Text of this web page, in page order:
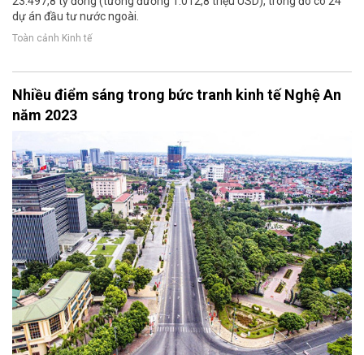
dự án đầu tư nước ngoài.
Toàn cảnh Kinh tế
Nhiều điểm sáng trong bức tranh kinh tế Nghệ An
năm 2023